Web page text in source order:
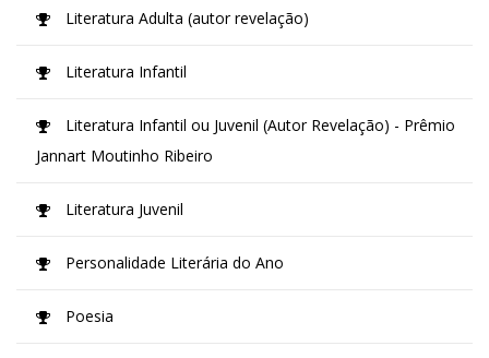
Literatura Adulta (autor revelação)
Literatura Infantil
Literatura Infantil ou Juvenil (Autor Revelação) - Prêmio
Jannart Moutinho Ribeiro
Literatura Juvenil
Personalidade Literária do Ano
Poesia